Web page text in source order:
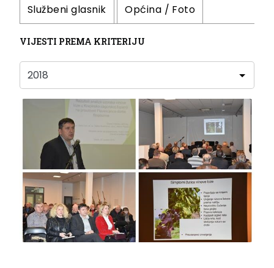
Službeni glasnik Općina / Foto
VIJESTI PREMA KRITERIJU